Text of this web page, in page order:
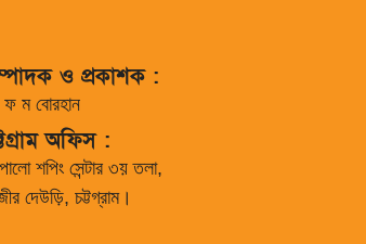
ও প্রকাশক :
ম বোরহান
অফিস :
শপিং সেন্টার ৩য় তলা,
দেউড়ি, চট্টগ্রাম।